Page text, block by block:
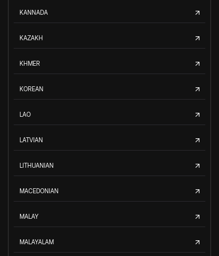
KANNADA
KAZAKH
KHMER
KOREAN
LAO
LATVIAN
LITHUANIAN
MACEDONIAN
MALAY
MALAYALAM